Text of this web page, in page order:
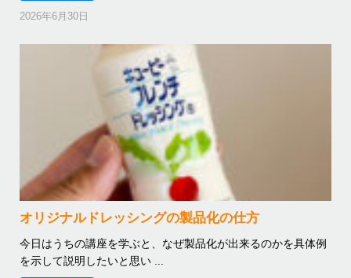
2026年6月30日
オリジナルドレッシングの製品化の仕方
今日はうちの講座を学ぶと、なぜ製品化が出来るのかを具体例
を示して説明したいと思い ...